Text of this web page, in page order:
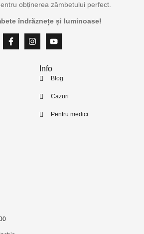
obținerea zâmbetului perfect.
îndrăznețe și luminoase!
Info
Blog
Cazuri
Pentru medici